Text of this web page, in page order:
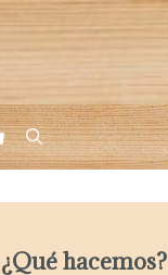
¿Qué hacemos?